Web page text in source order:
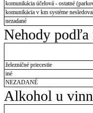
komunikácia účelová - ostatné
komunikácia v km systéme
nezadané
Nehody podľa
železničné priecestie
iné
NEZADANÉ
Alkohol u